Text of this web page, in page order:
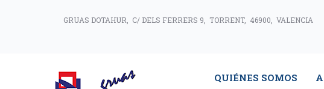
GRUAS DOTAHUR, C/ DELS FERRERS 9, TORRENT, 46900, VALENCIA
QUIÉNES SOMOS